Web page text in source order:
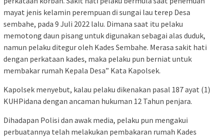
mayat jenis kelamin perempuan di sungai lau terep Desa
sembahe, pada 9 Juli 2022 lalu. Dimana saat itu pelaku
memotong daun pisang untuk digunakan sebagai alas duduk,
namun pelaku ditegur oleh Kades Sembahe. Merasa sakit hati
dengan perkataan kades, maka pelaku pun berniat untuk
membakar rumah Kepala Desa” Kata Kapolsek.
Kapolsek menyebut, kalau pelaku dikenakan pasal 187 ayat (1)
KUHPidana dengan ancaman hukuman 12 Tahun penjara.
Dihadapan Polisi dan awak media, pelaku pun mengakui
perbuatannya telah melakukan pembakaran rumah Kades